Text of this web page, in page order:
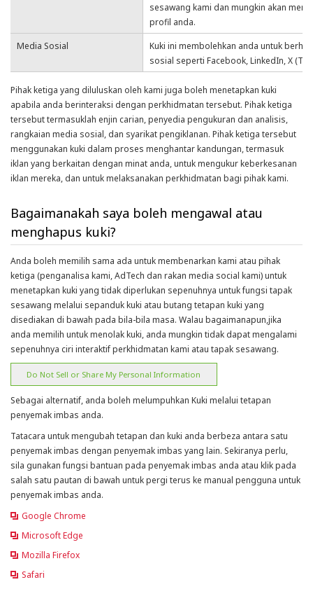
sesawang kami dan mungkin akan
profil anda.
Media Sosial
Kuki ini membolehkan anda untuk
sosial seperti Facebook, LinkedIn, X
Pihak ketiga yang diluluskan oleh kami juga boleh menetapkan kuki
apabila anda berinteraksi dengan perkhidmatan tersebut. Pihak ketiga
tersebut termasuklah enjin carian, penyedia pengukuran dan analisis,
rangkaian media sosial, dan syarikat pengiklanan. Pihak ketiga tersebut
menggunakan kuki dalam proses menghantar kandungan, termasuk
iklan yang berkaitan dengan minat anda, untuk mengukur keberkesanan
iklan mereka, dan untuk melaksanakan perkhidmatan bagi pihak kami.
Bagaimanakah saya boleh mengawal atau
menghapus kuki?
Anda boleh memilih sama ada untuk membenarkan kami atau pihak
ketiga (penganalisa kami, AdTech dan rakan media social kami) untuk
menetapkan kuki yang tidak diperlukan sepenuhnya untuk fungsi tapak
sesawang melalui sepanduk kuki atau butang tetapan kuki yang
disediakan di bawah pada bila-bila masa. Walau bagaimanapun,jika
anda memilih untuk menolak kuki, anda mungkin tidak dapat mengalami
sepenuhnya ciri interaktif perkhidmatan kami atau tapak sesawang.
Do Not Sell or Share My Personal Information
Sebagai alternatif, anda boleh melumpuhkan Kuki melalui tetapan
penyemak imbas anda.
Tatacara untuk mengubah tetapan dan kuki anda berbeza antara satu
penyemak imbas dengan penyemak imbas yang lain. Sekiranya perlu,
sila gunakan fungsi bantuan pada penyemak imbas anda atau klik pada
salah satu pautan di bawah untuk pergi terus ke manual pengguna untuk
penyemak imbas anda.
Google Chrome
Microsoft Edge
Mozilla Firefox
Safari